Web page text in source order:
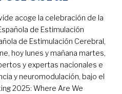
acoge la celebración de la
de Estimulación
de Estimulación Cerebral,
hoy lunes y mañana martes,
y expertas nacionales e
y neuromodulación, bajo el
2025: Where Are We